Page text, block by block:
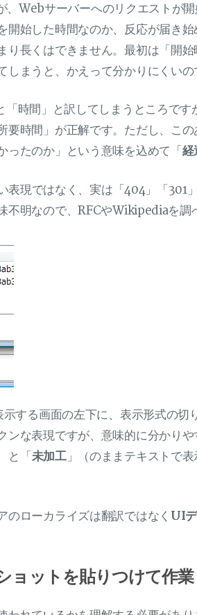
、Webサーバーへのリクエストが
開始した時間なのか、反応が届き
り長くはできません。最初は「開
しまうと、かえって分かりにくい
「時間」と訳してしまうところで
要時間」が正解です。ただし、こ
ったのか」という意味を込めて「 経
表現ではなく、実は「404」「301
不明なので、RFCやWikipediaを調
する画面の左下に、表示形式の切
ンな表現ですが、意味的に分かり
と「 未加工」（のままテキストで
のローカライズは翻訳ではなく UI
ョットを貼りつけて作業